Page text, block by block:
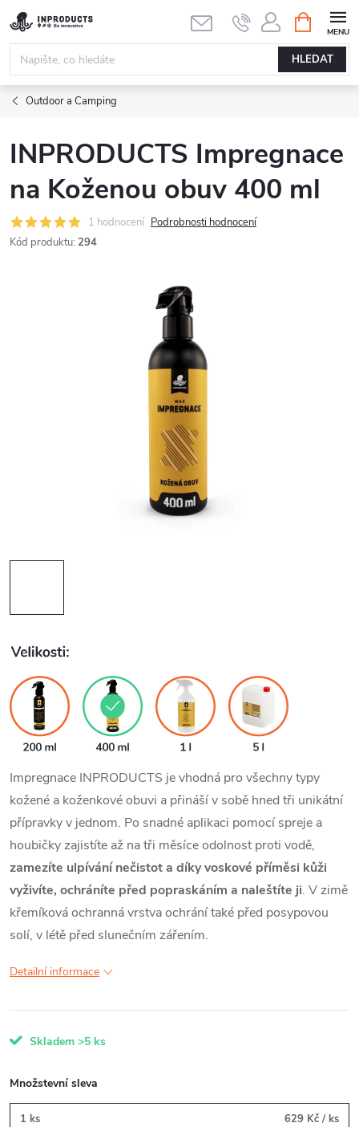
Přejít
na
obsah
HLEDAT
NÁKUPNÍ
KOŠÍK
Outdoor a Camping
INPRODUCTS Impregnace
na Koženou obuv 400 ml
1 hodnocení Podrobnosti hodnocení
Kód produktu: 294
Impregnace INPRODUCTS je vhodná pro všechny typy
kožené a koženkové obuvi a přináší v sobě hned tři unikátní
přípravky v jednom. Po snadné aplikaci pomocí spreje a
houbičky zajistíte až na tři měsíce odolnost proti vodě,
zamezíte ulpívání nečistot a díky voskové příměsi kůži
vyživíte, ochráníte před popraskáním a naleštíte ji. V zimě
křemíková ochranná vrstva ochrání také před posypovou
solí, v létě před slunečním zářením.
Detailní informace
Skladem >5 ks
Množstevní sleva
1 ks 629 Kč / ks